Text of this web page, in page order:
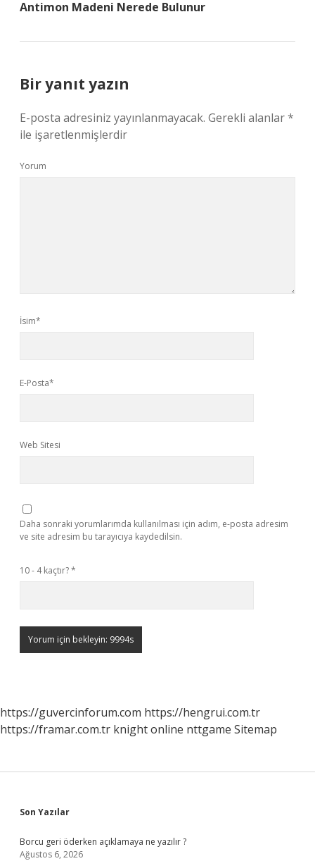
Antimon Madeni Nerede Bulunur
Bir yanıt yazın
E-posta adresiniz yayınlanmayacak. Gerekli alanlar*
ile işaretlenmişlerdir
Yorum
İsim*
E-Posta*
Web Sitesi
Daha sonraki yorumlarımda kullanılması için adım, e-posta adresim
ve site adresim bu tarayıcıya kaydedilsin.
10 - 4 kaçtır?*
https://guvercinforum.com https://hengrui.com.tr
https://framar.com.tr knight online nttgame Sitemap
Sidebar
Son Yazılar
Borcu geri öderken açıklamaya ne yazılır ?
Ağustos 6, 2026